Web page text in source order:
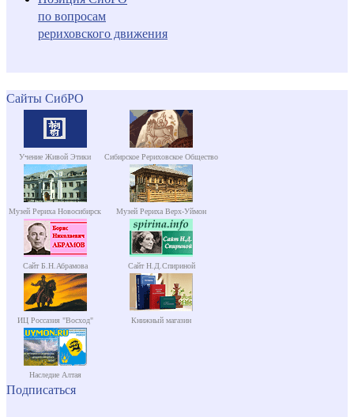
по вопросам
рериховского движения
Сайты СибРО
Учение Живой Этики Сибирское Рериховское Общество
Музей Рериха Новосибирск Музей Рериха Верх-Уймон
Сайт Б.Н.Абрамова Сайт Н.Д.Спириной
ИЦ Россазия "Восход" Книжный магазин
Наследие Алтая
Подписаться